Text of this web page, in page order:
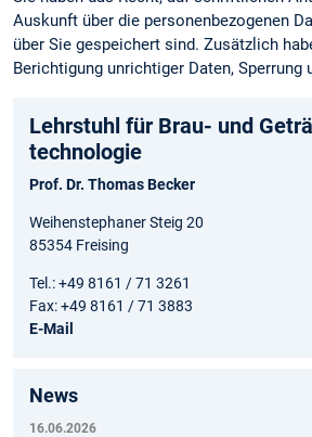
Auskunft über die personen­bezogenen
über Sie gespeichert sind. Zusätzlich
Berichtigung unrichtiger Daten, Sperrung
Lehrstuhl für Brau- und
technologie
Prof. Dr. Thomas Becker
Weihenstephaner Steig 20
85354 Freising
Tel.: +49 8161 / 71 3261
Fax: +49 8161 / 71 3883
E-Mail
News
16.06.2026